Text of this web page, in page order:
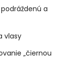
a
vlasy
„čiernou